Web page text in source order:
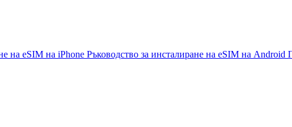
на eSIM на iPhone Ръководство за инсталиране на eSIM на Android